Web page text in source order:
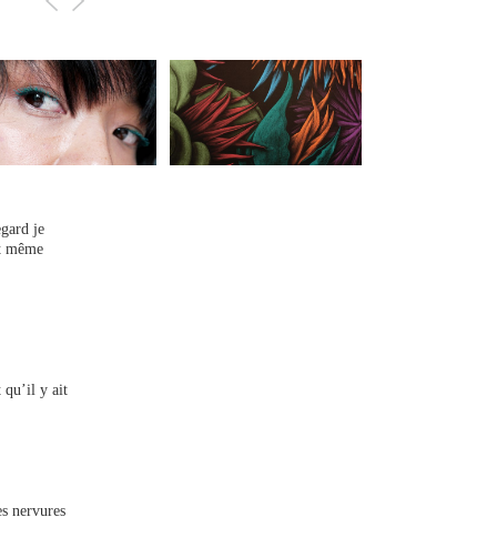
je
même
qu’il y ait
nervures